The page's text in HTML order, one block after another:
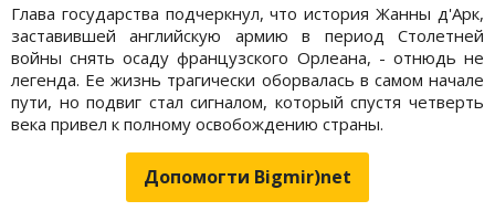
Глава государства подчеркнул, что история Жанны д'Арк,
заставившей английскую армию в период Столетней
войны снять осаду французского Орлеана, - отнюдь не
легенда. Ее жизнь трагически оборвалась в самом начале
пути, но подвиг стал сигналом, который спустя четверть
века привел к полному освобождению страны.
Допомогти Bigmir)net